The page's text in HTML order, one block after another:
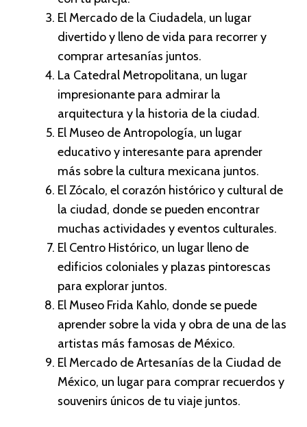
El Mercado de la Ciudadela, un lugar
divertido y lleno de vida para recorrer y
comprar artesanías juntos.
La Catedral Metropolitana, un lugar
impresionante para admirar la
arquitectura y la historia de la ciudad.
El Museo de Antropología, un lugar
educativo y interesante para aprender
más sobre la cultura mexicana juntos.
El Zócalo, el corazón histórico y cultural de
la ciudad, donde se pueden encontrar
muchas actividades y eventos culturales.
El Centro Histórico, un lugar lleno de
edificios coloniales y plazas pintorescas
para explorar juntos.
El Museo Frida Kahlo, donde se puede
aprender sobre la vida y obra de una de las
artistas más famosas de México.
El Mercado de Artesanías de la Ciudad de
México, un lugar para comprar recuerdos y
souvenirs únicos de tu viaje juntos.